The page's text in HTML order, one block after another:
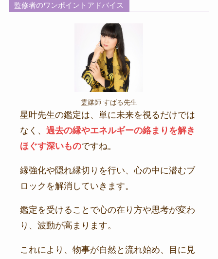
監修者のワンポイントアドバイス
霊媒師 すばる先生
星叶先生の鑑定は、単に未来を視るだけでは
なく、過去の縁やエネルギーの絡まりを解き
ほぐす深いものですね。
縁強化や隠れ縁切りを行い、心の中に潜むブ
ロックを解消していきます。
鑑定を受けることで心の在り方や思考が変わ
り、波動が高まります。
これにより、物事が自然と流れ始め、目に見